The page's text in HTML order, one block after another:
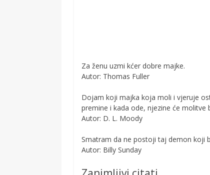
Za ženu uzmi kćer dobre majke.
Autor: Thomas Fuller
Dојаm kојі mајkа kоја mоlі і vјеruје
рrеmіnе і kаdа оdе, nјеzіnе ćе mоlіtvе
Autor: D. L. Moody
Smatram da ne postoji taj demon koji
Autor: Billy Sunday